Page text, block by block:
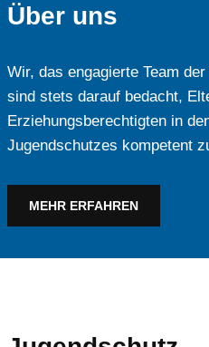
Über uns
Wir, das engagierte Team der
sind stets darauf bedacht,
Erziehungsberechtigten in
Jugendschutzes kompetent
MEHR ERFAHREN